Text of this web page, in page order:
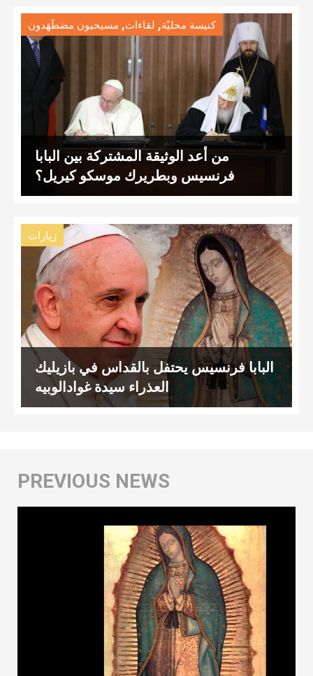
كنيسة محليّة, لقاءات, مسيحيون مضطَهَدون
من أعد الوثيقة المشتركة بين البابا
فرنسيس وبطريرك موسكو كيريل؟
زيارات
البابا فرنسيس يحتفل بالقداس في بازيليك
العذراء سيدة غوادالوبيه